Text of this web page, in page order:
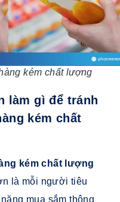
kém chất lượng
làm gì để tránh
kém chất
kém chất lượng
là mỗi người tiêu
mua sắm thông